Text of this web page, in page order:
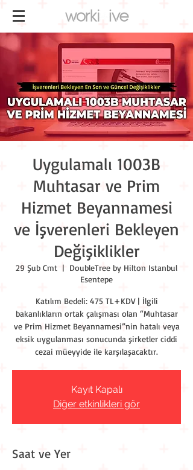
Uygulamalı 1003B
Muhtasar ve Prim
Hizmet Beyannamesi
ve İşverenleri Bekleyen
Değişiklikler
29 Şub Cmt
  |
DoubleTree by Hilton Istanbul
Esentepe
Katılım Bedeli: 475 TL+KDV | İlgili
bakanlıkların ortak çalışması olan “Muhtasar
ve Prim Hizmet Beyannamesi”nin hatalı veya
eksik uygulanması sonucunda şirketler ciddi
cezai müeyyide ile karşılaşacaktır.
Kayıt Kapalı
Diğer etkinlikleri gör
Saat ve Yer